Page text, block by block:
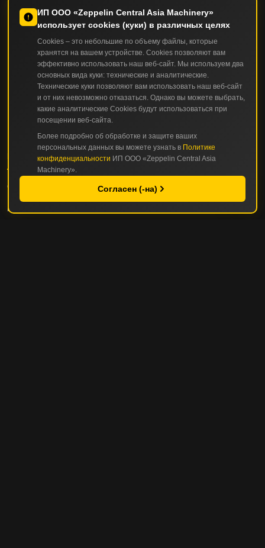
КАТАЛОГ
СТРОИТЕЛЬНАЯ И ДОРОЖНО-СТРОИТЕЛЬНАЯ ТЕХНИКА
ГОРНАЯ И КАРЬЕРНАЯ ТЕХНИКА
ИП ООО «Zeppelin Central Asia Machinery»
использует cookies (куки) в различных целях
Cookies – это небольшие по объему файлы, которые
хранятся на вашем устройстве. Cookies позволяют вам
эффективно использовать наш веб-сайт. Мы используем два
основных вида куки: технические и аналитические.
Технические куки позволяют вам использовать наш веб-сайт
и от них невозможно отказаться. Однако вы можете выбрать,
какие аналитические Cookies будут использоваться при
посещении веб-сайта.
Более подробно об обработке и защите ваших
персональных данных вы можете узнать в Политике
конфиденциальности ИП ООО «Zeppelin Central Asia
Machinery».
Согласен (-на)